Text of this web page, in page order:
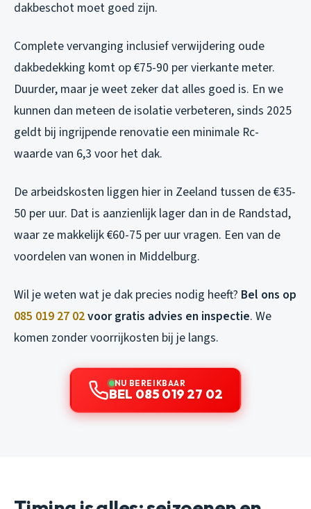
dakbeschot moet goed zijn.
Complete vervanging inclusief verwijdering oude
dakbedekking komt op €75-90 per vierkante meter.
Duurder, maar je weet zeker dat alles goed is. En we
kunnen dan meteen de isolatie verbeteren, sinds 2025
geldt bij ingrijpende renovatie een minimale Rc-
waarde van 6,3 voor het dak.
De arbeidskosten liggen hier in Zeeland tussen de €35-
50 per uur. Dat is aanzienlijk lager dan in de Randstad,
waar ze makkelijk €60-75 per uur vragen. Een van de
voordelen van wonen in Middelburg.
Wil je weten wat je dak precies nodig heeft? Bel ons op
085 019 27 02voor gratis advies en inspectie. We
komen zonder voorrijkosten bij je langs.
NU BEREIKBAAR
BEL 085 019 27 02